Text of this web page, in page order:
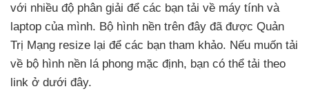
với nhiều độ phân giải để các bạn tải về máy tính và
laptop của mình. Bộ hình nền trên đây đã được Quản
Trị Mạng resize lại để các bạn tham khảo. Nếu muốn tải
về bộ hình nền lá phong mặc định, bạn có thể tải theo
link ở dưới đây.